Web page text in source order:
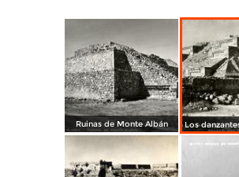
Ruinas de Monte Albán Los